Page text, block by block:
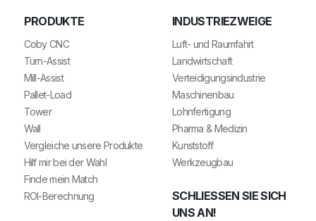
PRODUKTE
Coby CNC
Turn-Assist
Mill-Assist
Pallet-Load
Tower
Wall
Vergleiche unsere Produkte
Hilf mir bei der Wahl
Finde mein Match
ROI-Berechnung
INDUSTRIEZWEIGE
Luft- und Raumfahrt
Landwirtschaft
Verteidigungsindustrie
Maschinenbau
Lohnfertigung
Pharma & Medizin
Kunststoff
Werkzeugbau
SCHLIESSEN SIE SICH U
NS AN!